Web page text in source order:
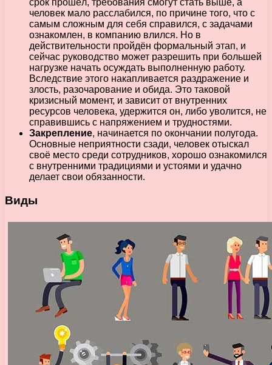
срок прошёл, требования смогут стать выше, а
человек мало расслабился, по причине того, что с
самым сложным для себя справился, с задачами
ознакомлен, в компанию влился. Но в
действительности пройдён формальный этап, и
сейчас руководство может разрешить при большей
нагрузке начать осуждать выполненную работу.
Вследствие этого накапливается раздражение и
злость, разочарование и обида. Это таковой
кризисный момент, и зависит от внутренних
ресурсов человека, удержится он, либо уволится, не
справившись с напряжением и трудностями.
Закрепление, начинается по окончании полугода.
Основные неприятности сзади, человек отыскал
своё место среди сотрудников, хорошо ознакомился
с внутренними традициями и устоями и удачно
делает свои обязанности.
Виды